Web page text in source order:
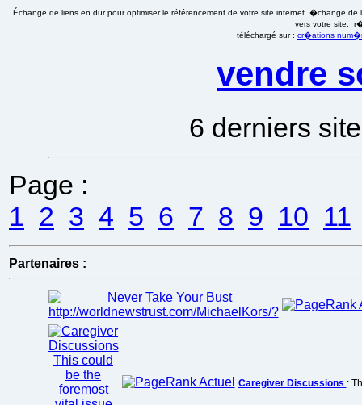
Échange de liens en dur pour optimiser le référencement de votre site internet .�change
vers votre site.
téléchargé sur : cr�ations
vendre
6 derniers
Page :
1 2 3 4 5 6 7 8 9 10 11
Partenaires :
Caregiver Discussions :